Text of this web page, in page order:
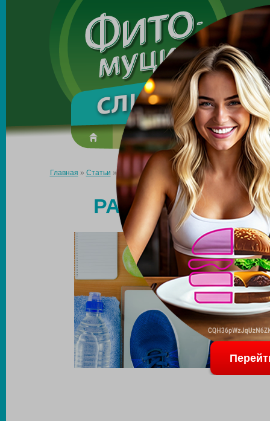
Made in the UK
О препарате Усиль эффект
Главная » Статьи »Растения для снижения аппетита
РАСТЕНИЯ ДЛЯ